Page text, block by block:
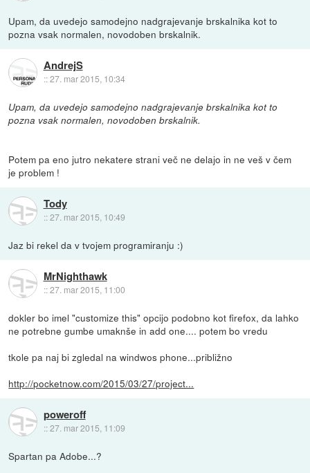
Upam, da uvedejo samodejno nadgrajevanje brskalnika kot to
pozna vsak normalen, novodoben brskalnik.
AndrejS
::27. mar 2015, 10:34
Upam, da uvedejo samodejno nadgrajevanje brskalnika kot to
pozna vsak normalen, novodoben brskalnik.
Potem pa eno jutro nekatere strani več ne delajo in ne veš v čem
je problem !
Tody
::27. mar 2015, 10:49
Jaz bi rekel da v tvojem programiranju :)
MrNighthawk
::27. mar 2015, 11:00
dokler bo imel "customize this" opcijo podobno kot firefox, da lahko
ne potrebne gumbe umaknše in add one.... potem bo vredu
tkole pa naj bi zgledal na windwos phone...približno
http://pocketnow.com/2015/03/27/project...
poweroff
::27. mar 2015, 11:09
Spartan pa Adobe...?